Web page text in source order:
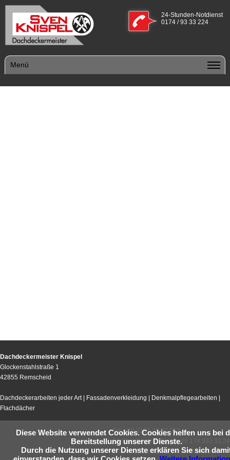
Diese Website verwendet Cookies. Cookies helfen uns bei
Bereitstellung unserer Dienste.
Durch die Nutzung unserer Dienste erklären Sie sich
24-Stunden-Notdienst
0174 / 93 33 224
Menü
Dachdeckermeister Knispel
Glockenstahlstraße 1
42855 Remscheid
Dachdeckerarbeiten jeder Art | Fassadenverkleidung | Denkmalpflegearbeiten |
Flachdächer
Tel:+49 2191 20 97 353
24-Stunden-Notdienst:+49 174 933 32 24
E-Mail:info@dachdecker-knispel.de